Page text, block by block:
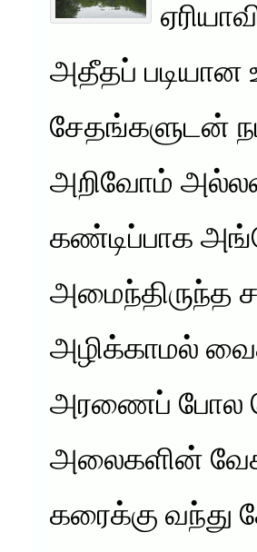
அதீதப் படியான
சேதங்களுடன்
அறிவோம்
கண்டிப்பாக
அமைந்திருந்த
அழிக்காமல்
அரணைப் போல
அலைகளின்
கரைக்கு வந்து